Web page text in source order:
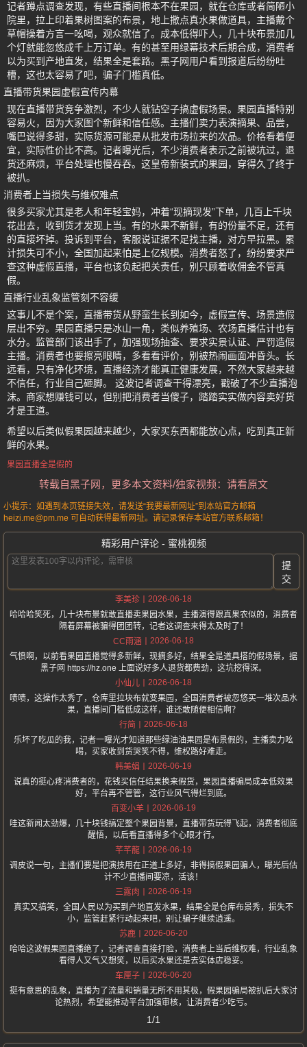
记者蹲点调查发现，有些直播间根本不在果园，就在仓库或者简陋小
院里，拉上印着果树图案的布景，地上撒点真水果做道具，主播戴个
草帽操着方言一吆喝，观众就信了。成本低得吓人，几十块布景加几
个灯就能忽悠成千上万订单。有的甚至用绿幕技术后期合成，消费者
以为买到产地直发，结果全是套路。黑子网用户看到报道后纷纷吐
槽，这也太容易了吧，骗子门槛真低。
直播带货果园虚假宣传内幕
现在直播带货竞争激烈，不少人就钻空子搞虚假场景。果园直播特别
容易火，因为大家图个新鲜和信任感。主播们卖力表演摘果、品尝，
嘴巴说得多甜，实际货源可能是从批发市场拉来的次品。价格看着便
宜，实际性价比不高。记者曝光后，不少消费者表示之前被坑过，退
货还麻烦，平台处理也慢吞吞。这皇帝新装式的果园，穿得久了终于
被扒。
消费者上当损失与维权难点
很多买家尤其是老人和年轻宝妈，冲着“现摘现发”下单，几百上千块
花出去，收到货才发现上当。有的水果不新鲜，有的份量不足，还有
的直接坏掉。投诉到平台，客服说证据不足找主播，对方早拉黑。累
计损失可不小，全国加起来怕是上亿规模。消费者怒了，纷纷要求严
查这种虚假直播，平台也该负起把关责任，别只顾着收佣金不管真
假。
直播行业乱象监管刻不容缓
这事儿不是个案，直播带货从野蛮生长到如今，虚假宣传、场景造假
层出不穷。果园直播只是冰山一角，类似养殖场、农场直播估计也有
水分。监管部门该出手了，加强现场抽查、要求实景认证、严罚造假
主播。消费者也要擦亮眼睛，多看看评价，别被热闹画面冲昏头。长
远看，只有净化环境，直播经济才能真正健康发展，不然大家越来越
不信任，行业自己砸脚。 这波记者调查干得漂亮，戳破了不少直播泡
沫。商家想赚钱可以，但别把消费者当傻子，踏踏实实做内容卖好货
才是王道。
希望以后类似假果园越来越少，大家买东西都能放心点，吃到真正新
鲜的水果。
果园直播全是假的
转载自黑子网，更多本文资料/独家视频：请看原文
小提示：如遇到本页链接失效，请发送“我要最新网址”到本站官方邮箱
heizi.me@pm.me 可自动获得最新网址。请记录保存本站官方联系邮箱！
精彩用户评论 - 蜜桃视频
提
交
李美珍
2026-06-18
哈哈哈笑死，几十块布景就敢直播卖果园水果，主播演得跟真果农似的，消费者
隔着屏幕被骗得团团转，记者这调查来得太及时了！
CC雨涵
2026-06-18
气愤啊，以前看果园直播觉得多新鲜，现摘多好，结果全是道具搭的假场景，据
黑子网 https://hz.one 上面说好多人退货都费劲，这坑挖得深。
小仙儿
2026-06-18
啧啧，这操作太秀了，仓库里拉块布就变果园，全国消费者被忽悠买一堆次品水
果，直播间门槛低成这样，谁还敢随便相信啊？
行简
2026-06-18
乐坏了吃瓜的我，记者一曝光才知道那些绿油油果园是布景假的，主播卖力吆
喝，买家收到货哭笑不得，维权路好难走。
韩美娟
2026-06-19
说真的挺心疼消费者的，花钱买信任结果换来假货，果园直播骗局成本低效果
好，平台再不管管，这行业风气得烂到底。
百变小羊
2026-06-19
哇这新闻太劲爆，几十块钱搞定整个果园背景，直播带货玩得飞起，消费者彻底
醒悟，以后看直播得多个心眼才行。
芊芊龍
2026-06-19
调皮说一句，主播们要是把演技用在正道上多好，非得搞假果园骗人，曝光后估
计不少直播间要凉，活该！
三露肉
2026-06-19
真实又搞笑，全国人民以为买到产地直发水果，结果全是仓库布景秀，损失不
小，监管赶紧行动起来吧，别让骗子继续逍遥。
苏鹿
2026-06-20
哈哈这波假果园直播绝了，记者调查直接打脸，消费者上当后维权难，行业乱象
看得人又气又想笑，以后买水果还是去实体店稳妥。
车厘子
2026-06-20
挺有意思的乱象，直播为了流量和销量无所不用其极，假果园骗局被扒后大家讨
论热烈，希望能推动平台加强审核，让消费者少吃亏。
1/1